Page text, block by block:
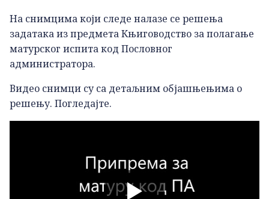
На снимцима који следе налазе се решења
задатака из предмета Књиговодство за полагање
матурског испита код Пословног
администратора.
Видео снимци су са детаљним објашњењима о
решењу. Погледајте.